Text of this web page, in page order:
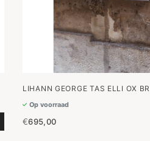
PEPITO L TOEVOEGEN AAN
LIHANN GEORGE TAS ELLI OX
Op voorraad
€695,00